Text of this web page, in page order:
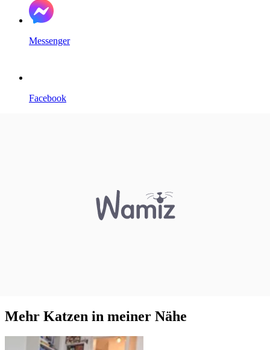
Messenger
Facebook
Mehr Katzen in meiner Nähe